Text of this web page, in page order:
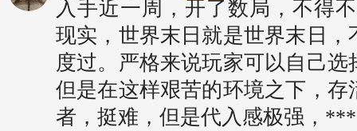
入手近一周，开了数局，不得
现实，世界末日就是世界末日
度过。严格来说玩家可以自己
但是在这样艰苦的环境之下，
者，挺难，但是代入感极强，